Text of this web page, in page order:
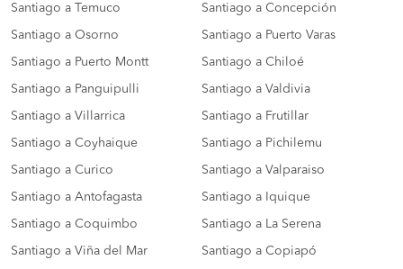
Santiago a Temuco Santiago a Concepción
Santiago a Osorno Santiago a Puerto Varas
Santiago a Puerto Montt Santiago a Chiloé
Santiago a Panguipulli Santiago a Valdivia
Santiago a Villarrica Santiago a Frutillar
Santiago a Coyhaique Santiago a Pichilemu
Santiago a Curico Santiago a Valparaiso
Santiago a Antofagasta Santiago a Iquique
Santiago a Coquimbo Santiago a La Serena
Santiago a Viña del Mar Santiago a Copiapó